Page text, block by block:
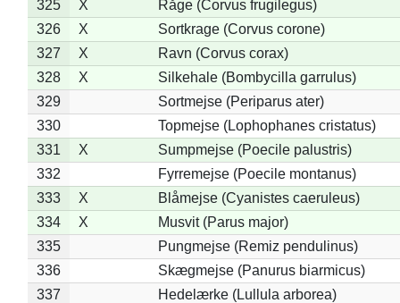
325
X
Råge (Corvus frugilegus)
326
X
Sortkrage (Corvus corone)
327
X
Ravn (Corvus corax)
328
X
Silkehale (Bombycilla garrulus)
329
Sortmejse (Periparus ater)
330
Topmejse (Lophophanes cristatus)
331
X
Sumpmejse (Poecile palustris)
332
Fyrremejse (Poecile montanus)
333
X
Blåmejse (Cyanistes caeruleus)
334
X
Musvit (Parus major)
335
Pungmejse (Remiz pendulinus)
336
Skægmejse (Panurus biarmicus)
337
Hedelærke (Lullula arborea)